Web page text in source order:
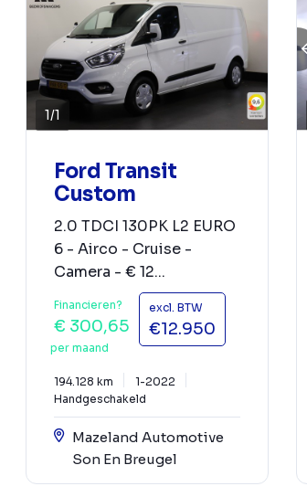
1/1
Ford Transit
Custom
2.0 TDCI 130PK L2 EURO
6 - Airco - Cruise -
Camera - € 12...
Financieren?
€ 300,65
per maand
excl. BTW
€12.950
194.128 km
1-2022
Handgeschakeld
Mazeland Automotive
Son En Breugel